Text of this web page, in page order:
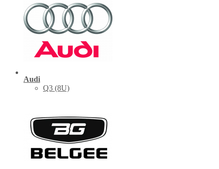
Audi
Q3 (8U)